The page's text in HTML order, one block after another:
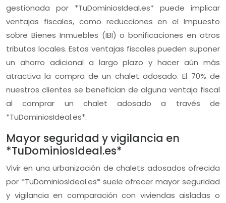
gestionada por *TuDominiosIdeal.es* puede implicar
ventajas fiscales, como reducciones en el Impuesto
sobre Bienes Inmuebles (IBI) o bonificaciones en otros
tributos locales. Estas ventajas fiscales pueden suponer
un ahorro adicional a largo plazo y hacer aún más
atractiva la compra de un chalet adosado. El 70% de
nuestros clientes se benefician de alguna ventaja fiscal
al comprar un chalet adosado a través de
*TuDominiosIdeal.es*.
Mayor seguridad y vigilancia en
*TuDominiosIdeal.es*
Vivir en una urbanización de chalets adosados ofrecida
por *TuDominiosIdeal.es* suele ofrecer mayor seguridad
y vigilancia en comparación con viviendas aisladas o